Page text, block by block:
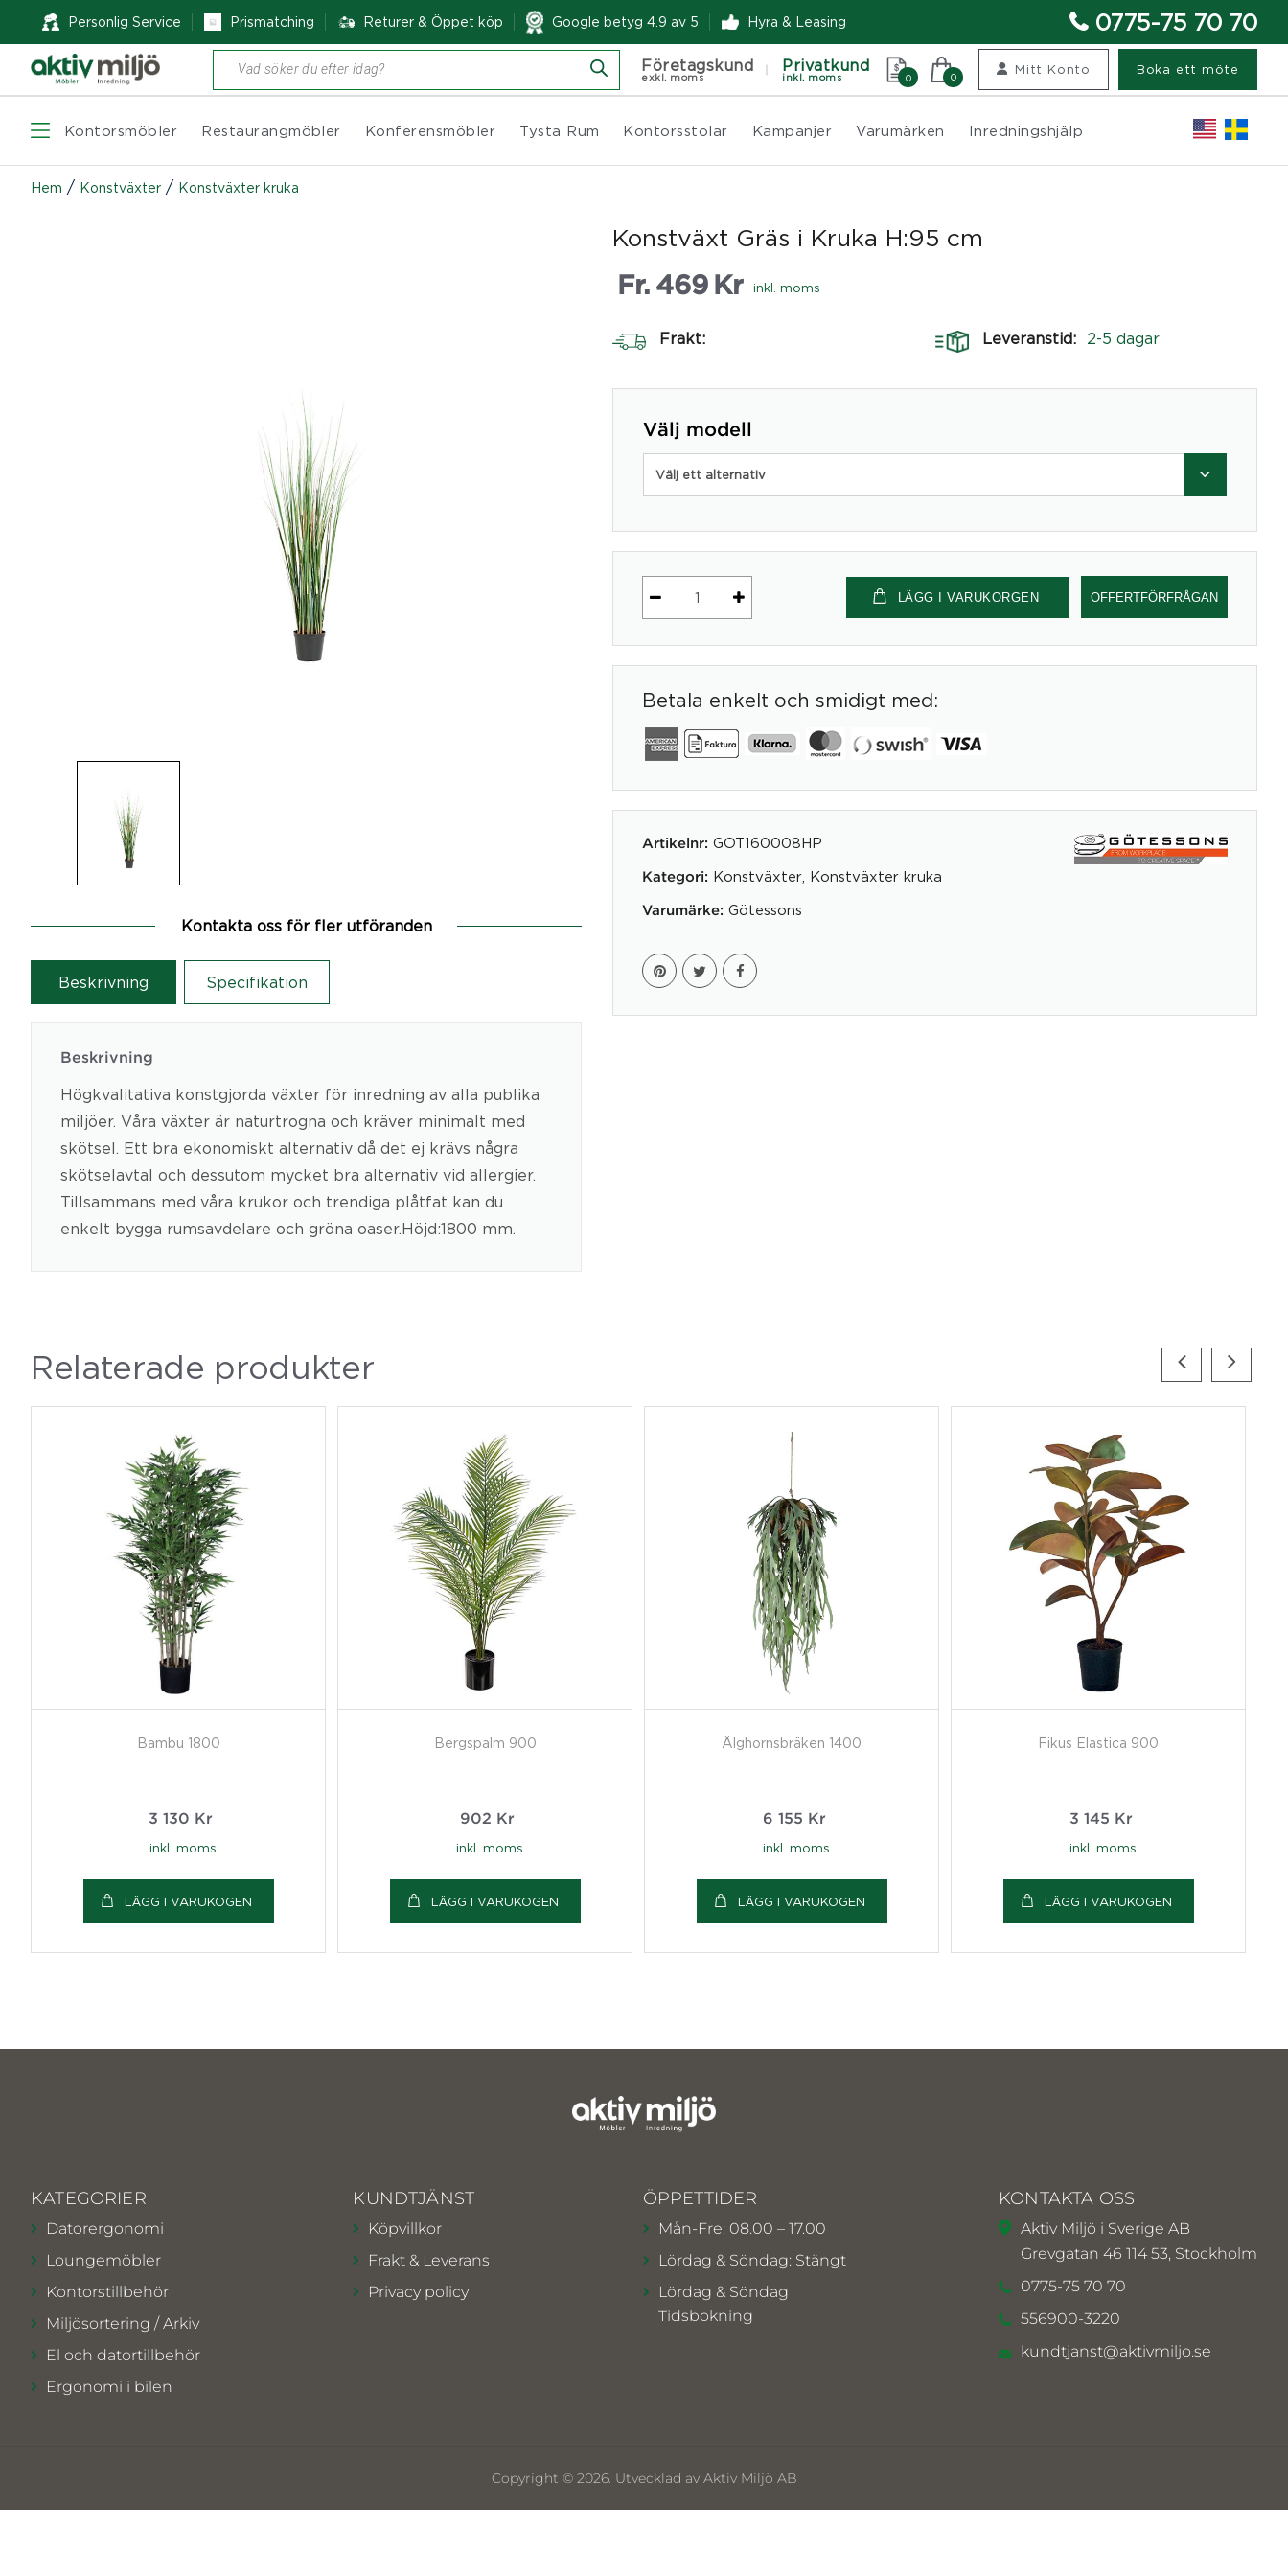
Personlig Service Prismatching Returer & Öppet köp Google betyg 4.9 av 5 Hyra & Leasing 0775-75 70 70
Produktsökning Företagskund
exkl. moms
Privatkund
inkl. moms 0 0
Mitt Konto Boka ett möte
Kontorsmöbler Restaurangmöbler Konferensmöbler Tysta Rum Kontorsstolar Kampanjer Varumärken Inredningshjälp
Hem / Konstväxter / Konstväxter kruka
Kontakta oss för fler utföranden
Beskrivning Specifikation
Beskrivning
Högkvalitativa konstgjorda växter för inredning av alla publika
miljöer. Våra växter är naturtrogna och kräver minimalt med
skötsel. Ett bra ekonomiskt alternativ då det ej krävs några
skötselavtal och dessutom mycket bra alternativ vid allergier.
Tillsammans med våra krukor och trendiga plåtfat kan du
enkelt bygga rumsavdelare och gröna oaser.Höjd:1800 mm.
Konstväxt Gräs i Kruka H:95 cm
Fr. 469 Kr inkl. moms
Frakt: Leveranstid: 2-5 dagar
Välj modell
Välj ett alternativ
Konstväxt
H:95
mängd
LÄGG I VARUKORGEN OFFERTFÖRFRÅGAN
Betala enkelt och smidigt med:
Artikelnr: GOT160008HP
Kategori: Konstväxter Konstväxter kruka
Varumärke: Götessons
Relaterade produkter
Bambu 1800
3 130 Kr
inkl. moms
LÄGG I VARUKOGEN
Bergspalm 900
902 Kr
inkl. moms
LÄGG I VARUKOGEN
Älghornsbräken 1400
6 155 Kr
inkl. moms
LÄGG I VARUKOGEN
Fikus Elastica 900
3 145 Kr
inkl. moms
LÄGG I VARUKOGEN
KATEGORIER
Datorergonomi
Loungemöbler
Kontorstillbehör
Miljösortering / Arkiv
El och datortillbehör
Ergonomi i bilen
KUNDTJÄNST
Köpvillkor
Frakt & Leverans
Privacy policy
ÖPPETTIDER
Mån-Fre: 08.00 – 17.00
Lördag & Söndag: Stängt
Lördag & Söndag
Tidsbokning
KONTAKTA OSS
Aktiv Miljö i Sverige AB
Grevgatan 46 114 53, Stockholm
0775-75 70 70
556900-3220
kundtjanst@aktivmiljo.se
Copyright © 2026. Utvecklad av Aktiv Miljö AB